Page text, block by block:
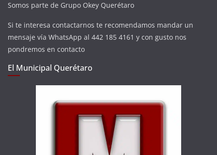
Somos parte de Grupo Okey Querétaro
Si te interesa contactarnos te recomendamos mandar un
mensaje vía WhatsApp al 442 185 4161 y con gusto nos
pondremos en contacto
El Municipal Querétaro